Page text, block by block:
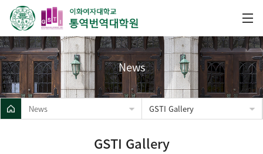
News
News GSTI Gallery
GSTI Gallery